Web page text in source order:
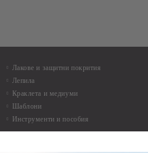
Лакове и защитни покрития
Лепила
Краклета и медиуми
Шаблони
Инструменти и пособия